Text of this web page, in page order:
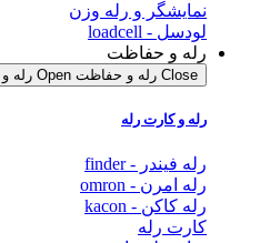
نمایشگر و رله وزن
لودسل - loadcell
رله و حفاظت
Close رله و حفاظت Open رله و حفاظت
رله و کارت رله
رله فیندر - finder
رله امرن - omron
رله کاکن - kacon
کارت رله